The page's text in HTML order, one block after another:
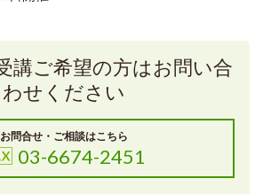
講ご希望の方はお問い合
わせください
お問合せ・ご相談はこちら
03-6674-2451